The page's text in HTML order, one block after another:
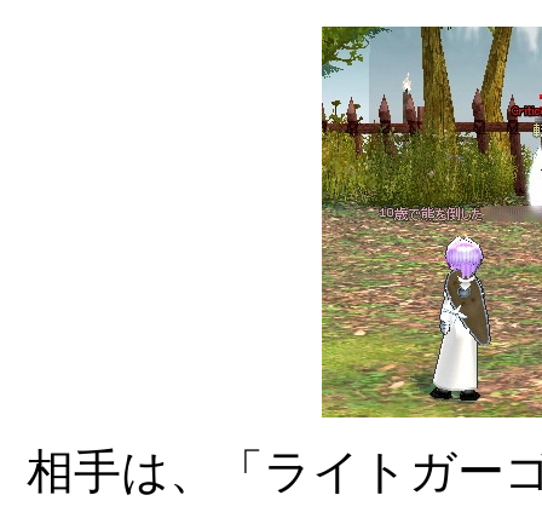
相手は、「ライトガー